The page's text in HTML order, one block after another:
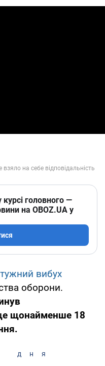
головного —
на OBOZ.UA у
вибух
оборони.
щонайменше 18
дня